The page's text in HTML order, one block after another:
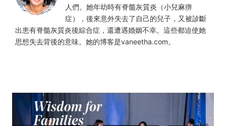
人們。她年幼時有脊髓灰質炎（小兒麻痹
症），後來意外失去了自己的兒子，又被診斷
出患有脊髓灰質炎後綜合症，還遭遇婚姻不幸。這些都迫使她
思想失去背後的意味。她的博客是vaneetha.com。